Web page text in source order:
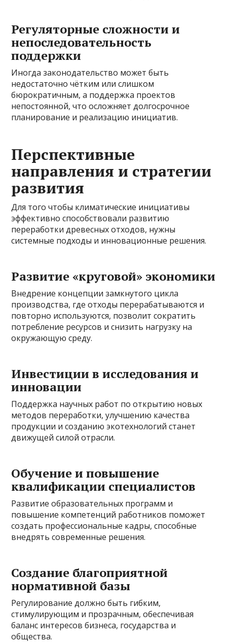
Регуляторные сложности и
непоследовательность
поддержки
Иногда законодательство может быть
недостаточно чётким или слишком
бюрократичным, а поддержка проектов
непостоянной, что осложняет долгосрочное
планирование и реализацию инициатив.
Перспективные
направления и стратегии
развития
Для того чтобы климатические инициативы
эффективно способствовали развитию
переработки древесных отходов, нужны
системные подходы и инновационные решения.
Развитие «круговой» экономики
Внедрение концепции замкнутого цикла
производства, где отходы перерабатываются и
повторно используются, позволит сократить
потребление ресурсов и снизить нагрузку на
окружающую среду.
Инвестиции в исследования и
инновации
Поддержка научных работ по открытию новых
методов переработки, улучшению качества
продукции и созданию экотехнологий станет
движущей силой отрасли.
Обучение и повышение
квалификации специалистов
Развитие образовательных программ и
повышение компетенций работников поможет
создать профессиональные кадры, способные
внедрять современные решения.
Создание благоприятной
нормативной базы
Регулирование должно быть гибким,
стимулирующим и прозрачным, обеспечивая
баланс интересов бизнеса, государства и
общества.